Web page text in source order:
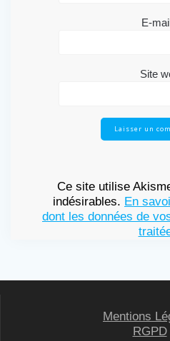
E-
Site
Ce site utilise
indésirables. En
dont les données de
Mentions
RGPD